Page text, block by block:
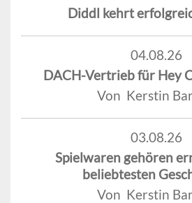
Diddl kehrt
04.08.26
DACH-Vertrieb für Hey
Von Kerstin
03.08.26
Spielwaren gehören
beliebtesten
Von Kerstin